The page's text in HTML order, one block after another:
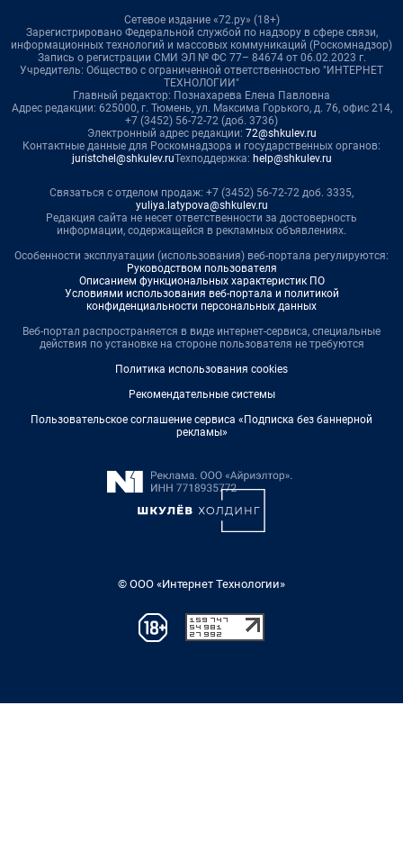
Сетевое издание «72.ру» (18+)
Зарегистрировано Федеральной службой по надзору в сфере связи,
информационных технологий и массовых коммуникаций (Роскомнадзор)
Запись о регистрации СМИ ЭЛ № ФС 77– 84674 от 06.02.2023 г.
Учредитель: Общество с ограниченной ответственностью "ИНТЕРНЕТ
ТЕХНОЛОГИИ"
Главный редактор: Познахарева Елена Павловна
Адрес редакции: 625000, г. Тюмень, ул. Максима Горького, д. 76, офис 214,
+7 (3452) 56-72-72 (доб. 3736)
Электронный адрес редакции: 72@shkulev.ru
Контактные данные для Роскомнадзора и государственных органов:
juristchel@shkulev.ruТехподдержка: help@shkulev.ru
Связаться с отделом продаж: +7 (3452) 56-72-72 доб. 3335,
yuliya.latypova@shkulev.ru
Редакция сайта не несет ответственности за достоверность
информации, содержащейся в рекламных объявлениях.
Особенности эксплуатации (использования) веб-портала регулируются:
Руководством пользователя
Описанием функциональных характеристик ПО
Условиями использования веб-портала и политикой
конфиденциальности персональных данных
Веб-портал распространяется в виде интернет-сервиса, специальные
действия по установке на стороне пользователя не требуются
Политика использования cookies
Рекомендательные системы
Пользовательское соглашение сервиса «Подписка без баннерной
рекламы»
© ООО «Интернет Технологии»